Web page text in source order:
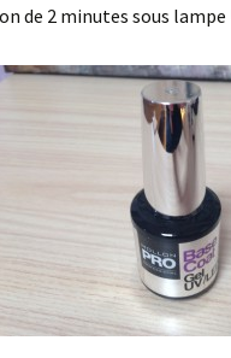
de 2 minutes sous lampe